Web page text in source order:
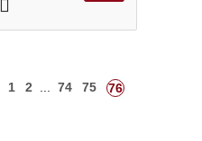
1 2 74 75 76